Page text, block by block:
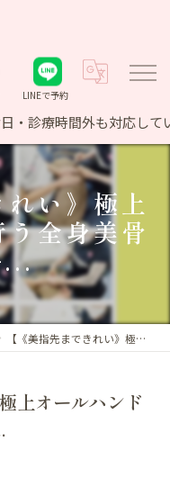
・診療時間外も対応して
LINEで予約
れい》極上
全身美骨
【《美指先まできれい》極上オールハンドで行う全身美骨盤ケア+...
上オールハンド